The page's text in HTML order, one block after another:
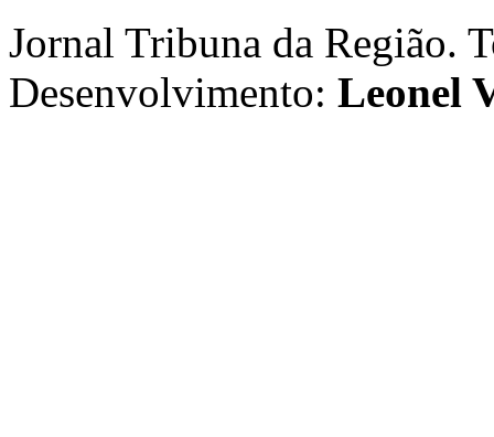
Jornal Tribuna da Região.
Desenvolvimento: Leonel